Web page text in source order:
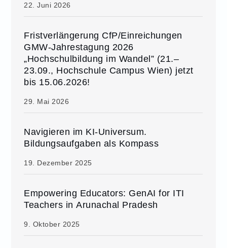
22. Juni 2026
Fristverlängerung CfP/Einreichungen
GMW-Jahrestagung 2026
„Hochschulbildung im Wandel” (21.–
23.09., Hochschule Campus Wien) jetzt
bis 15.06.2026!
29. Mai 2026
Navigieren im KI-Universum.
Bildungsaufgaben als Kompass
19. Dezember 2025
Empowering Educators: GenAI for ITI
Teachers in Arunachal Pradesh
9. Oktober 2025